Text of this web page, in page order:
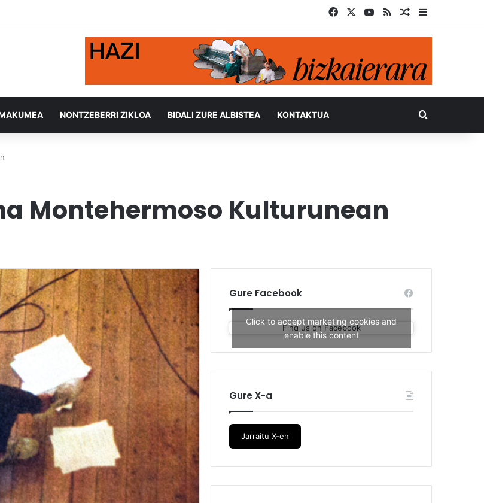
Facebook YouTube
RSS Ausazko
NONTZEBERRI ZIKLOA BIDALI ZURE ALBISTEA KONTAKTUA Bilatu
Montehermoso Kulturunean
Gure Facebook
Find us on Facebook
Click to accept marketing cookies and
enable this content
Gure X-a
Jarraitu X-en